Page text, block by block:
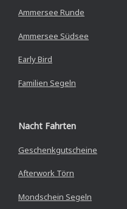
Ammersee Runde
Ammersee Südsee
Early Bird
Familien Segeln
Nacht Fahrten
Geschenkgutscheine
Afterwork Törn
Mondschein Segeln